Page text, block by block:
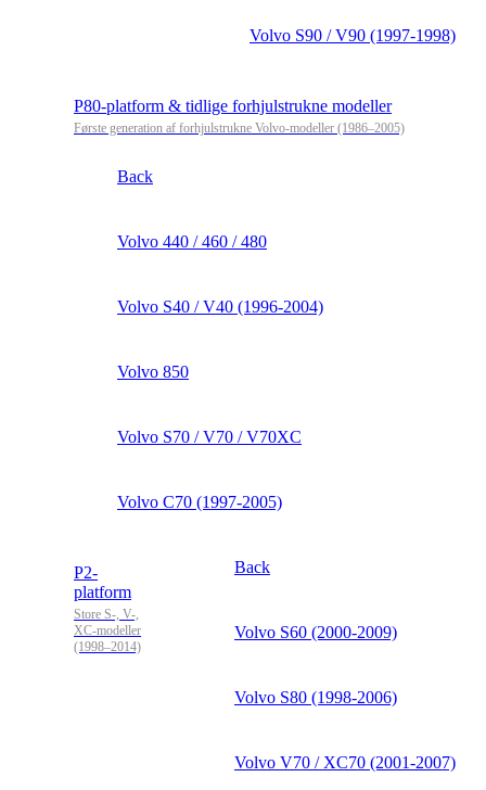
Volvo S90 / V90 (1997-1998)
P80-platform & tidlige forhjulstrukne modeller
Første generation af forhjulstrukne Volvo-modeller (1986–2005)
Back
Volvo 440 / 460 / 480
Volvo S40 / V40 (1996-2004)
Volvo 850
Volvo S70 / V70 / V70XC
Volvo C70 (1997-2005)
P2-
platform
Store S-, V-,
XC-modeller
(1998–2014)
Back
Volvo S60 (2000-2009)
Volvo S80 (1998-2006)
Volvo V70 / XC70 (2001-2007)